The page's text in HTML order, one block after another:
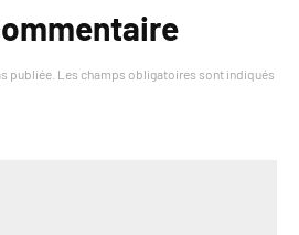
publiée. Les champs obligatoires sont indiqués